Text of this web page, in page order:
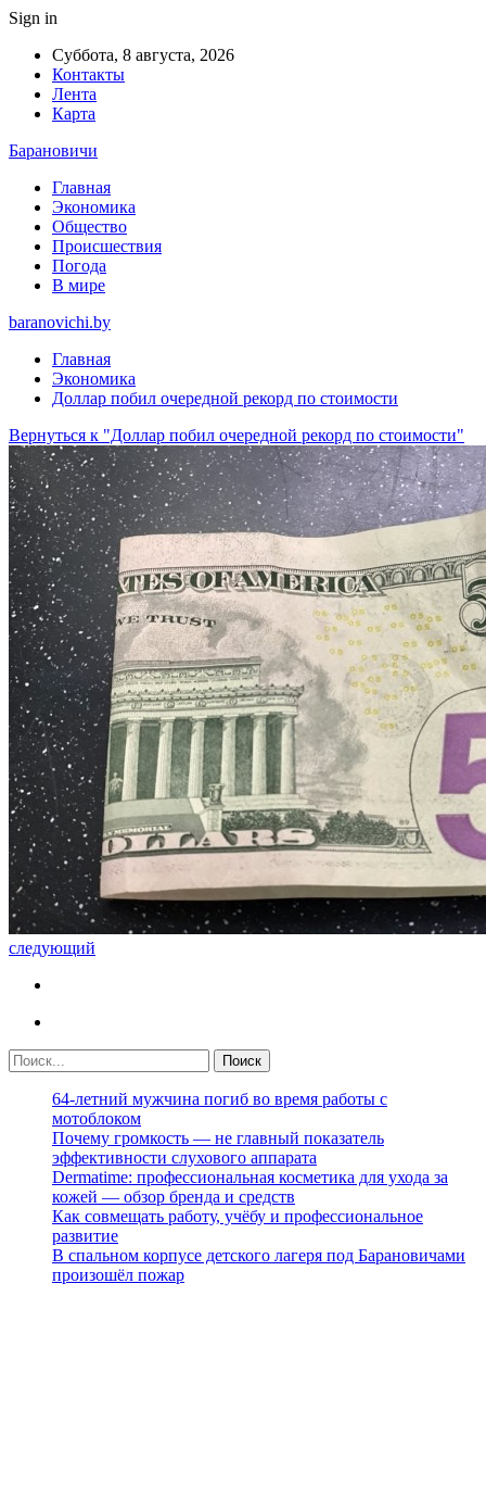
Sign in
Суббота, 8 августа, 2026
Контакты
Лента
Карта
Барановичи
Главная
Экономика
Общество
Происшествия
Погода
В мире
baranovichi.by
Главная
Экономика
Доллар побил очередной рекорд по стоимости
Вернуться к "Доллар побил очередной рекорд по стоимости"
следующий
64-летний мужчина погиб во время работы с
мотоблоком
Почему громкость — не главный показатель
эффективности слухового аппарата
Dermatime: профессиональная косметика для ухода за
кожей — обзор бренда и средств
Как совмещать работу, учёбу и профессиональное
развитие
В спальном корпусе детского лагеря под Барановичами
произошёл пожар